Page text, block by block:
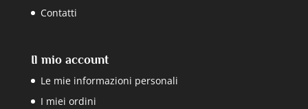
Contatti
Il mio account
Le mie informazioni personali
I miei ordini